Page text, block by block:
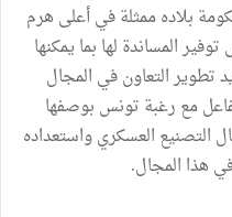
بلاده ممثلة في أعلى هرم
المساندة لها بما يمكنها
تطوير التعاون في المجال
مع رغبة تونس بوصفها
التصنيع العسكري واستعداده
هذا المجال.